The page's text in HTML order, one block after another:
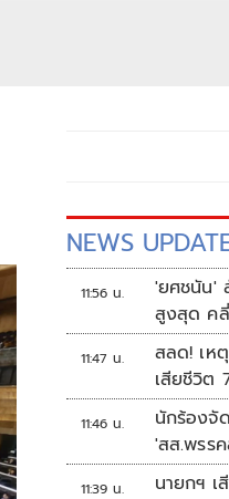
NEWS
11:56 น.
'ยศชนัน'
สูงสุด ค
11:47 น.
สลด! เห
เสียชีวิต
11:46 น.
นักร้องจัดให้ ยื่น ป.ป.ช.ส
'สส.พรร
'บังเกอร์
11:39 น.
นายกฯ เ